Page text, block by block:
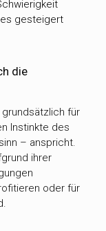
gesteigert
die
für
Instinkte des
– anspricht.
ihrer
oder für